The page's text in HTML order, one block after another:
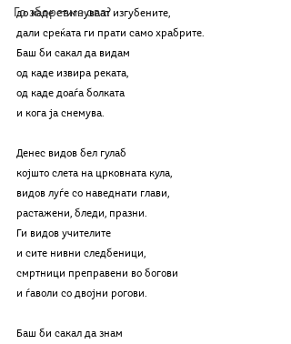
Го зборевме ова?
до каде стигнуваат изгубените,
дали среќата ги прати само храбрите.
Баш би сакал да видам
од каде извира реката,
од каде доаѓа болката
и кога ја снемува.
Денес видов бел гулаб
којшто слета на црковната кула,
видов луѓе со наведнати глави,
растажени, бледи, празни.
Ги видов учителите
и сите нивни следбеници,
смртници преправени во богови
и ѓаволи со двојни рогови.
Баш би сакал да знам